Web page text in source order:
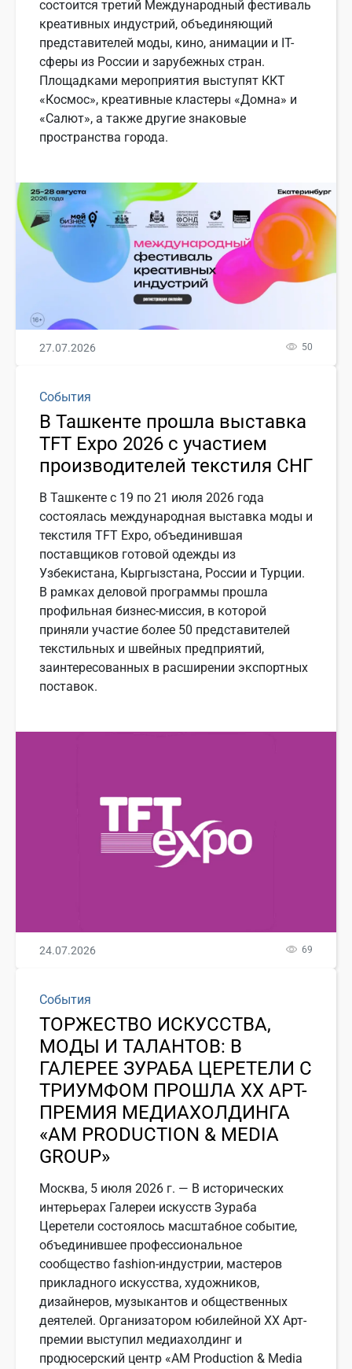
состоится третий Международный фестиваль
креативных индустрий, объединяющий
представителей моды, кино, анимации и IT-
сферы из России и зарубежных стран.
Площадками мероприятия выступят ККТ
«Космос», креативные кластеры «Домна» и
«Салют», а также другие знаковые
пространства города.
27.07.2026 50
События
В Ташкенте прошла выставка
TFT Expo 2026 с участием
производителей текстиля СНГ
В Ташкенте с 19 по 21 июля 2026 года
состоялась международная выставка моды и
текстиля TFT Expo, объединившая
поставщиков готовой одежды из
Узбекистана, Кыргызстана, России и Турции.
В рамках деловой программы прошла
профильная бизнес-миссия, в которой
приняли участие более 50 представителей
текстильных и швейных предприятий,
заинтересованных в расширении экспортных
поставок.
24.07.2026 69
События
ТОРЖЕСТВО ИСКУССТВА,
МОДЫ И ТАЛАНТОВ: В
ГАЛЕРЕЕ ЗУРАБА ЦЕРЕТЕЛИ С
ТРИУМФОМ ПРОШЛА ХХ АРТ-
ПРЕМИЯ МЕДИАХОЛДИНГА
«АМ PRODUCTION & MEDIA
GROUP»
Москва, 5 июля 2026 г. — В исторических
интерьерах Галереи искусств Зураба
Церетели состоялось масштабное событие,
объединившее профессиональное
сообщество fashion-индустрии, мастеров
прикладного искусства, художников,
дизайнеров, музыкантов и общественных
деятелей. Организатором юбилейной ХХ Арт-
премии выступил медиахолдинг и
продюсерский центр «АМ Production & Media